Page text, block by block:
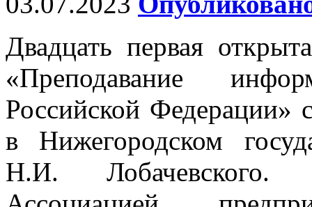
Двадцать первая
«Преподавание
Российской Федерации»
в Нижегородском
Н.И. Лобачевского.